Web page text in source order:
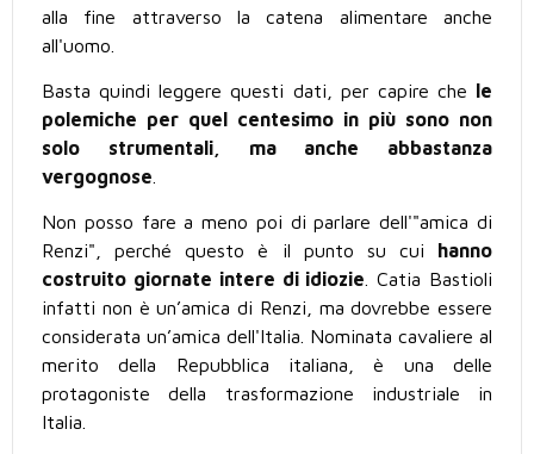
alla fine attraverso la catena alimentare anche
all'uomo.
Basta quindi leggere questi dati, per capire che le
polemiche per quel centesimo in più sono non
solo strumentali, ma anche abbastanza
vergognose
Non posso fare a meno poi di parlare dell'"amica di
Renzi", perché questo è il punto su cui hanno
costruito giornate intere di idiozie . Catia Bastioli
infatti non è un’amica di Renzi, ma dovrebbe essere
considerata un’amica dell'Italia. Nominata cavaliere al
merito della Repubblica italiana, è una delle
protagoniste della trasformazione industriale in
Italia.